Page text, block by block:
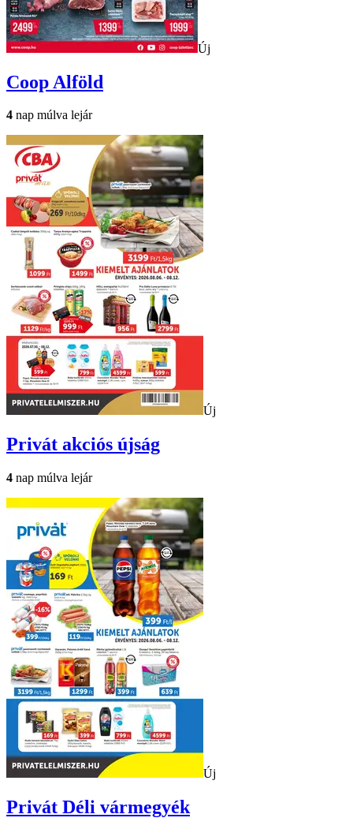
Új
Coop Alföld
4 nap múlva lejár
Új
Privát akciós újság
4 nap múlva lejár
Új
Privát Déli vármegyék